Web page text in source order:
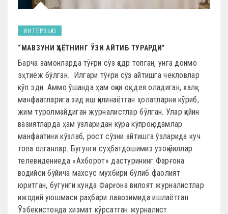
ИНТЕРВЬЮ
“МАВЗУНИ ҲАЁТНИНГ ЎЗИ АЙТИБ ТУРАРДИ”
Барча замонларда тўғри сўз қадр топган, унга доимо
эҳтиёж бўлган. Илгари тўғри сўз айтишга чекловлар
кўп эди. Аммо ўшанда ҳам оқни оқ дея оладиган, халқ
манфаатларига зид иш қилинаётган ҳолатларни кўриб,
жим туролмайдиган журналистлар бўлган. Улар қийин
вазиятларда ҳам ўзларидан кўра кўпроқ одамлар
манфаатини кўзлаб, рост сўзни айтишга ўзларида куч
топа олганлар. Бугунги суҳбатдошимиз узоқ йиллар
телевидениеда «Ахборот» дастурининг Фарғона
водийси бўйича махсус мухбири бўлиб фаолият
юритган, бугунги кунда Фарғона вилоят журналистлар
ижодий уюшмаси раҳбари лавозимида ишлаётган
Ўзбекистонда хизмат кўрсатган журналист